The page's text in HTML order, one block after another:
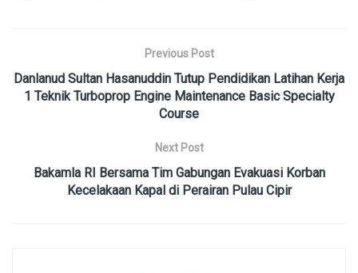
Previous Post
Danlanud Sultan Hasanuddin Tutup Pendidikan Latihan Kerja
1 Teknik Turboprop Engine Maintenance Basic Specialty
Course
Next Post
Bakamla RI Bersama Tim Gabungan Evakuasi Korban
Kecelakaan Kapal di Perairan Pulau Cipir